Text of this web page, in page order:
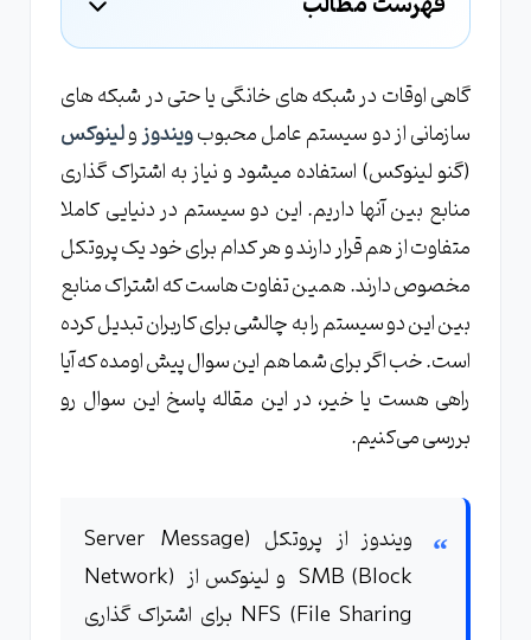
پیشنیازها
ابزارها
دانلود و راه اندازی سامبا (Samba)
کانفیگ کردن samba
اتصال به از ویندوز به لینوکس
اتصال از لینوکس به ویندوز
مشکلات و اشتباهات
گاهی اوقات در شبکه های خانگی یا حتی در شبکه های
سازمانی از دو سیستم عامل محبوبویندوز ولینوکس
(گنو لینوکس) استفاده میشود و نیاز به اشتراک گذاری
منابع بین آنها داریم. این دو سیستم در دنیایی کاملا
متفاوت از هم قرار دارند و هر کدام برای خود یک پروتکل
مخصوص دارند. همین تفاوت هاست که اشتراک منابع
بین این دو سیستم را به چالشی برای کاربران تبدیل کرده
است. خب اگر برای شما هم این سوال پیش اومده که آیا
راهی هست یا خیر، در این مقاله پاسخ این سوال رو
بررسی می‌کنیم.
ویندوز از پروتکل (Server Message
Block) SMB و لینوکس از (Network
File Sharing) NFS برای اشتراک گذاری